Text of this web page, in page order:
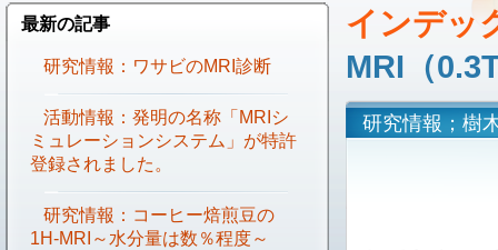
最新の記事
研究情報：ワサビのMRI診断
活動情報：発明の名称「MRIシ
ミュレーションシステム」が特許
登録されました。
研究情報：コーヒー焙煎豆の
1H-MRI～水分量は数％程度～
インデッ
MRI（
研究情報；樹